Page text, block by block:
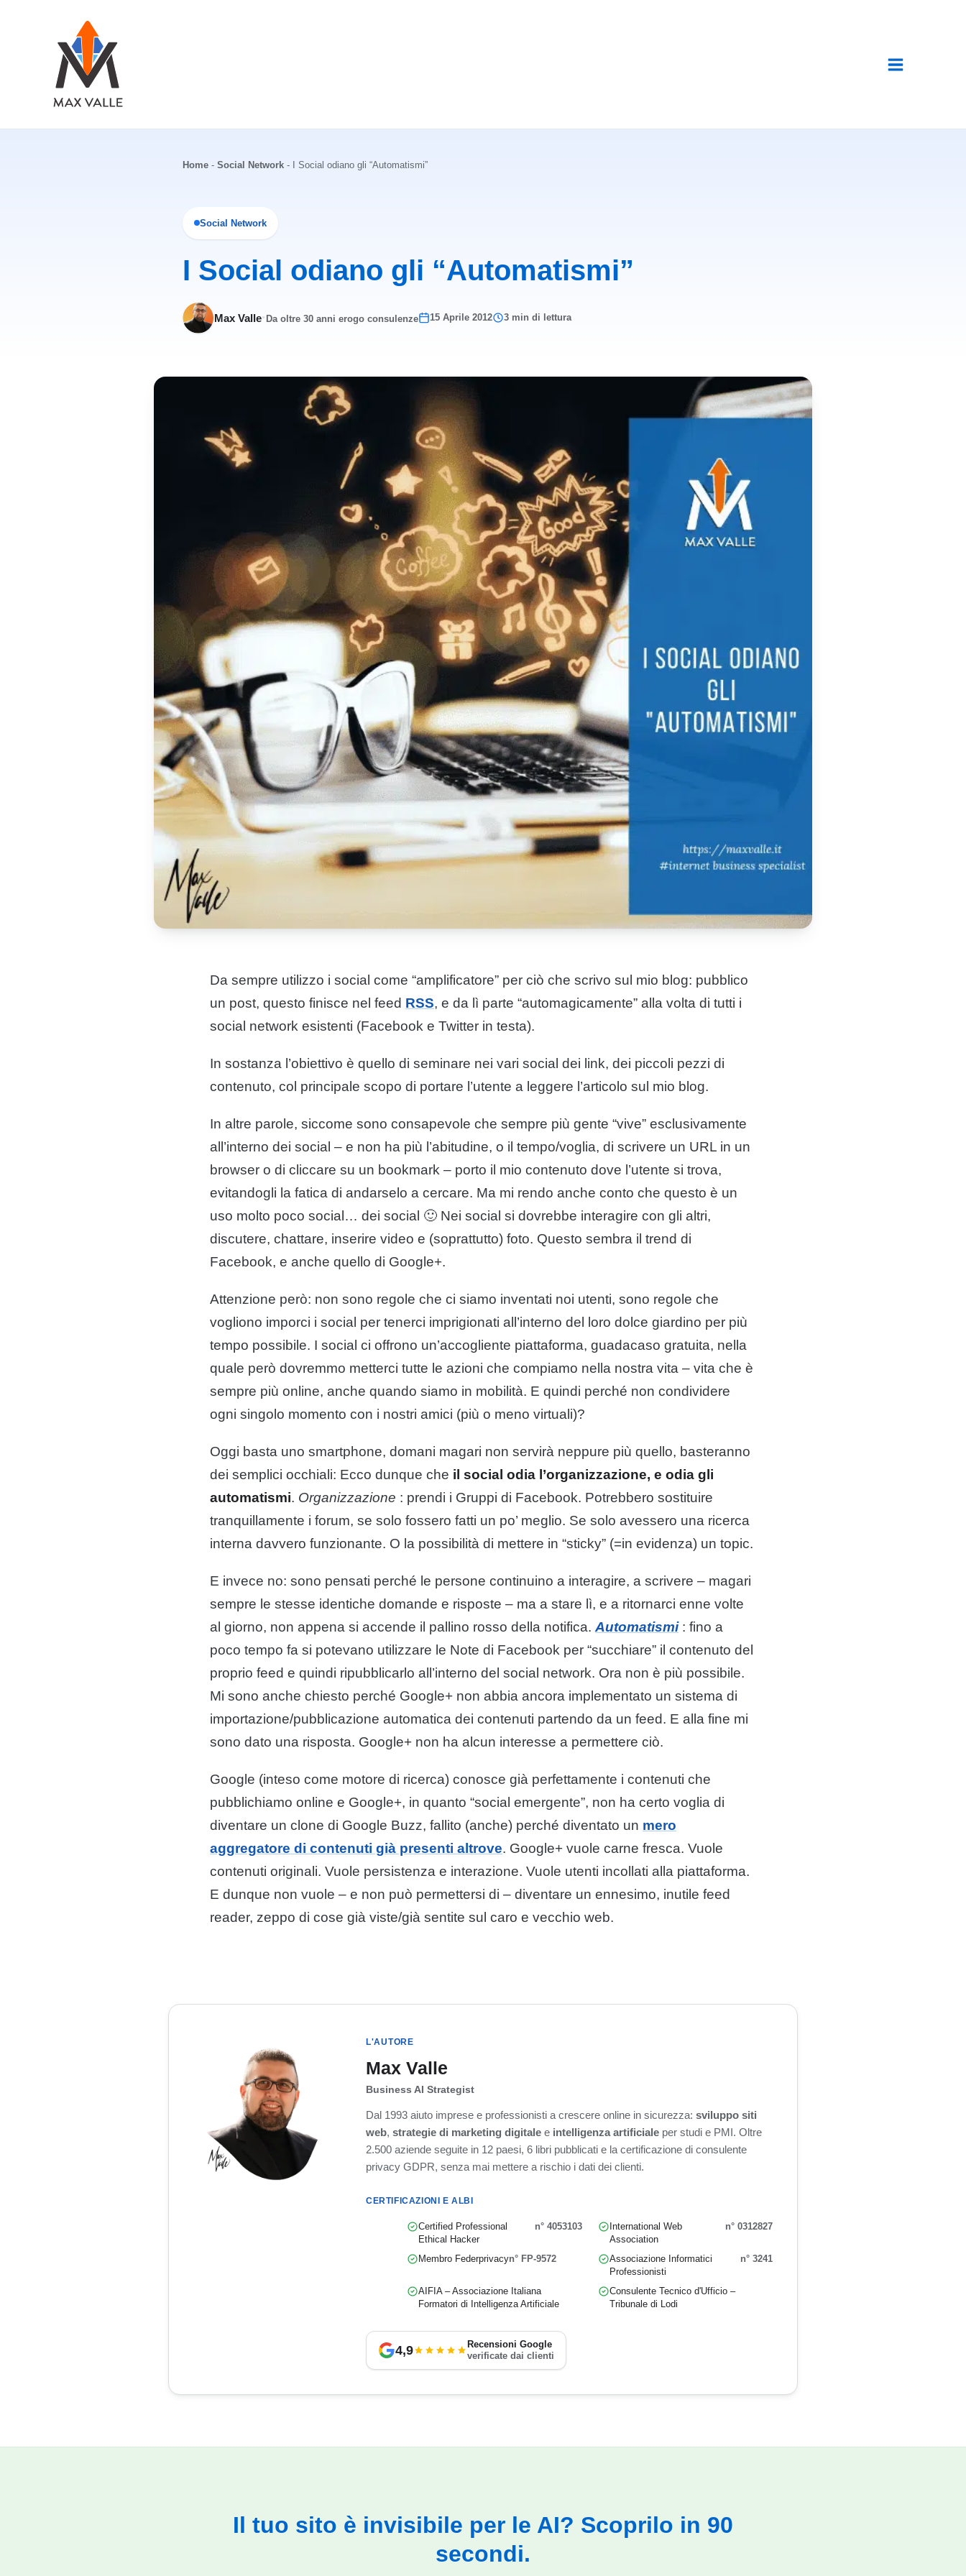
contenuto
Home - Social Network - I Social odiano gli “Automatismi”
Social Network
I Social odiano gli “Automatismi”
Max Valle· Da oltre 30 anni erogo consulenze 15 Aprile 2012 3 min di lettura
Da sempre utilizzo i social come “amplificatore” per ciò che scrivo sul mio blog: pubblico
un post, questo finisce nel feed RSS, e da lì parte “automagicamente” alla volta di tutti i
social network esistenti (Facebook e Twitter in testa).
In sostanza l’obiettivo è quello di seminare nei vari social dei link, dei piccoli pezzi di
contenuto, col principale scopo di portare l’utente a leggere l’articolo sul mio blog.
In altre parole, siccome sono consapevole che sempre più gente “vive” esclusivamente
all’interno dei social – e non ha più l’abitudine, o il tempo/voglia, di scrivere un URL in un
browser o di cliccare su un bookmark – porto il mio contenuto dove l’utente si trova,
evitandogli la fatica di andarselo a cercare. Ma mi rendo anche conto che questo è un
uso molto poco social… dei social 🙂 Nei social si dovrebbe interagire con gli altri,
discutere, chattare, inserire video e (soprattutto) foto. Questo sembra il trend di
Facebook, e anche quello di Google+.
Attenzione però: non sono regole che ci siamo inventati noi utenti, sono regole che
vogliono imporci i social per tenerci imprigionati all’interno del loro dolce giardino per più
tempo possibile. I social ci offrono un’accogliente piattaforma, guadacaso gratuita, nella
quale però dovremmo metterci tutte le azioni che compiamo nella nostra vita – vita che è
sempre più online, anche quando siamo in mobilità. E quindi perché non condividere
ogni singolo momento con i nostri amici (più o meno virtuali)?
Oggi basta uno smartphone, domani magari non servirà neppure più quello, basteranno
dei semplici occhiali: Ecco dunque che il social odia l’organizzazione, e odia gli
automatismi. Organizzazione : prendi i Gruppi di Facebook. Potrebbero sostituire
tranquillamente i forum, se solo fossero fatti un po’ meglio. Se solo avessero una ricerca
interna davvero funzionante. O la possibilità di mettere in “sticky” (=in evidenza) un topic.
E invece no: sono pensati perché le persone continuino a interagire, a scrivere – magari
sempre le stesse identiche domande e risposte – ma a stare lì, e a ritornarci enne volte
al giorno, non appena si accende il pallino rosso della notifica. Automatismi: fino a
poco tempo fa si potevano utilizzare le Note di Facebook per “succhiare” il contenuto del
proprio feed e quindi ripubblicarlo all’interno del social network. Ora non è più possibile.
Mi sono anche chiesto perché Google+ non abbia ancora implementato un sistema di
importazione/pubblicazione automatica dei contenuti partendo da un feed. E alla fine mi
sono dato una risposta. Google+ non ha alcun interesse a permettere ciò.
Google (inteso come motore di ricerca) conosce già perfettamente i contenuti che
pubblichiamo online e Google+, in quanto “social emergente”, non ha certo voglia di
diventare un clone di Google Buzz, fallito (anche) perché diventato un mero
aggregatore di contenuti già presenti altrove. Google+ vuole carne fresca. Vuole
contenuti originali. Vuole persistenza e interazione. Vuole utenti incollati alla piattaforma.
E dunque non vuole – e non può permettersi di – diventare un ennesimo, inutile feed
reader, zeppo di cose già viste/già sentite sul caro e vecchio web.
L'AUTORE
Max Valle
Business AI Strategist
Dal 1993 aiuto imprese e professionisti a crescere online in sicurezza: sviluppo siti
web, strategie di marketing digitale e intelligenza artificiale per studi e PMI. Oltre
2.500 aziende seguite in 12 paesi, 6 libri pubblicati e la certificazione di consulente
privacy GDPR, senza mai mettere a rischio i dati dei clienti.
CERTIFICAZIONI E ALBI
Certified Professional
Ethical Hacker
n° 4053103
International Web
Association
n° 0312827
Membro Federprivacyn° FP-9572
Associazione Informatici
Professionisti
n° 3241
AIFIA – Associazione Italiana
Formatori di Intelligenza Artificiale
Consulente Tecnico d'Ufficio –
Tribunale di Lodi
4,9
Recensioni Google
verificate dai clienti
Il tuo sito è invisibile per le AI? Scoprilo in 90
secondi.